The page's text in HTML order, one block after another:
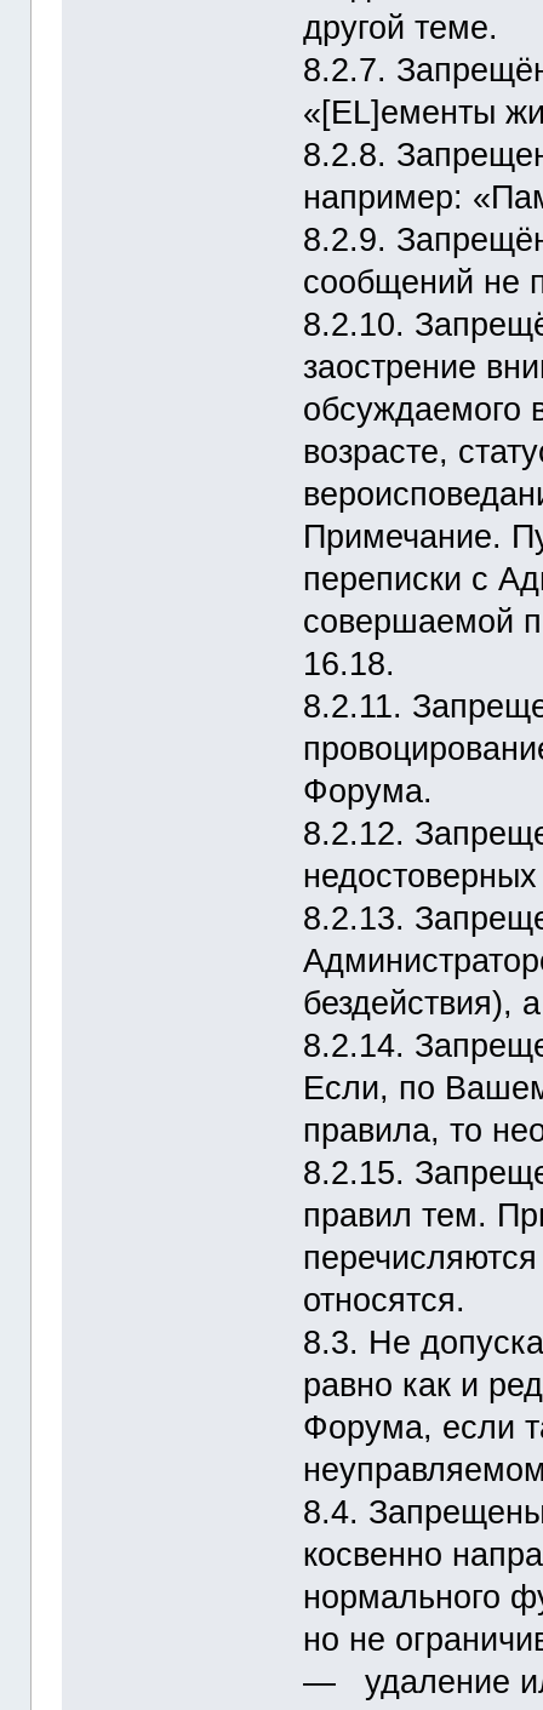
другой теме.
8.2.7.
«[EL]ементы
8.2.8.
например:
8.2.9.
сообщений не
8.2.10.
заострение
обсуждаемого
возрасте,
Примечание.
переписки с
совершаемой
16.18.
8.2.11.
Форума.
8.2.12.
8.2.13.
бездействия),
8.2.14.
Если, по
правила, то
8.2.15.
правил тем.
относятся.
8.3. Не
равно как и
Форума, если
8.4.
косвенно
нормального
но не
― удаление